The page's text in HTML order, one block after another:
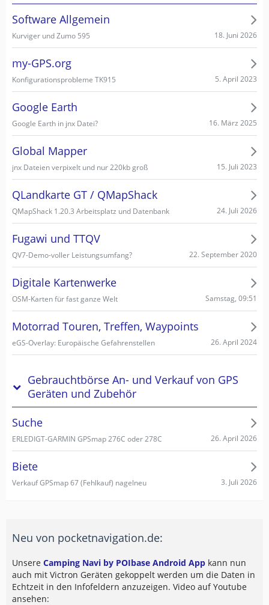
Software Allgemein
Kurviger und Zumo 595 18. Juni 2026
my-GPS.org
Konfigurationsprobleme TK915 5. April 2023
Google Earth
Google Earth in jnx Datei? 16. März 2025
Global Mapper
jnx Dateien verpixelt und nur 220kb groß 15. Juli 2023
QLandkarte GT / QMapShack
QMapShack 1.20.3 Arbeitsplatz und Datenbank 24. Juli 2026
Fugawi und TTQV
QV7-Demo-voller Leistungsumfang? 22. September 2020
Digitale Kartenwerke
OSM-Karten für fast ganze Welt Samstag, 09:51
Motorrad Touren, Treffen, Waypoints
eGS-Overlay: Europäische Gefahrenstellen 26. April 2024
Gebrauchtbörse An- und Verkauf von GPS
Geräten und Zubehör
Suche
ERLEDIGT-GARMIN GPSmap 276C oder 278C 26. April 2026
Biete
Verkauf GPSmap 67 (Fehlkauf) nagelneu 3. Juli 2026
Neu von pocketnavigation.de:
Unsere Camping Navi by POIbase Android App kann nun
auch mit Victron Geräten gekoppelt werden um die Daten in
Echtzeit in den Infofeldern anzuzeigen. Video auf Youtube
ansehen: